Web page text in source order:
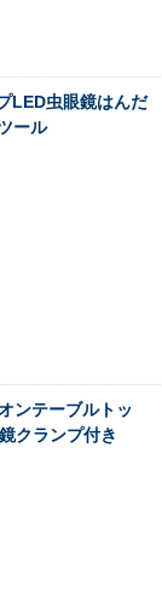
LED虫眼鏡はんだ
ール
ンテーブルトッ
クランプ付き